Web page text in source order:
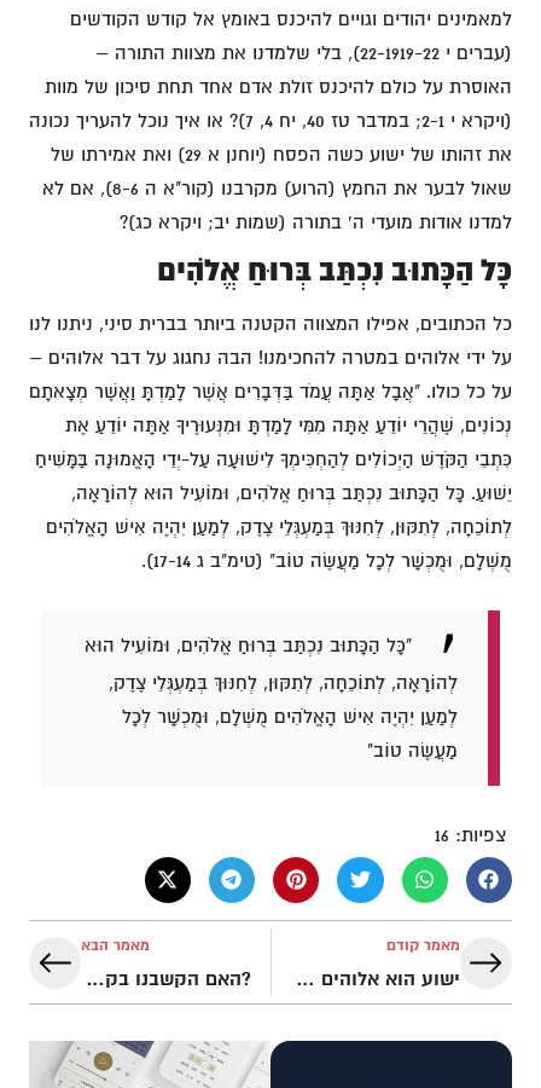
למאמינים יהודים וגויים להיכנס באומץ אל קודש הקודשים
(עברים י 22-1919-22), בלי שלמדנו את מצוות התורה –
האוסרת על כולם להיכנס זולת אדם אחד תחת סיכון של מוות
(ויקרא י 2-1; במדבר טז 40, יח 4, 7)? או איך נוכל להעריך נכונה
את זהותו של ישוע כשה הפסח (יוחנן א 29) ואת אמירתו של
שאול לבער את החמץ (הרוע) מקרבנו (קור"א ה 8-6), אם לא
למדנו אודות מועדי ה' בתורה (שמות יב; ויקרא כג)?
כָּל הַכָּתוּב נִכְתַּב בְּרוּחַ אֱלֹהִים
כל הכתובים, אפילו המצווה הקטנה ביותר בברית סיני, ניתנו לנו
על ידי אלוהים במטרה להחכימנו! הבה נחגוג על דבר אלוהים –
על כל כולו. "אֲבָל אַתָּה עֲמֹד בַּדְּבָרִים אֲשֶׁר לָמַדְתָּ וַאֲשֶׁר מְצָאתָם
נְכוֹנִים, שֶׁהֲרֵי יוֹדֵעַ אַתָּה מִמִּי לָמַדְתָּ וּמִנְּעוּרֶיךָ אַתָּה יוֹדֵעַ אֶת
כִּתְבֵי הַקֹּדֶשׁ הַיְכוֹלִים לְהַחְכִּימְךָ לִישׁוּעָה עַל-יְדֵי הָאֱמוּנָה בַּמָּשִׁיחַ
יֵשׁוּעַ. כָּל הַכָּתוּב נִכְתַּב בְּרוּחַ אֱלֹהִים, וּמוֹעִיל הוּא לְהוֹרָאָה,
לְתוֹכֵחָה, לְתִקּוּן, לְחִנּוּךְ בְּמַעְגְּלֵי צֶדֶק, לְמַעַן יִהְיֶה אִישׁ הָאֱלֹהִים
מֻשְׁלָם, וּמֻכְשָׁר לְכָל מַעֲשֶׂה טוֹב" (טימ"ב ג 17-14).
"כָּל הַכָּתוּב נִכְתַּב בְּרוּחַ אֱלֹהִים, וּמוֹעִיל הוּא
לְהוֹרָאָה, לְתוֹכֵחָה, לְתִקּוּן, לְחִנּוּךְ בְּמַעְגְּלֵי צֶדֶק,
לְמַעַן יִהְיֶה אִישׁ הָאֱלֹהִים מֻשְׁלָם, וּמֻכְשָׁר לְכָל
מַעֲשֶׂה טוֹב"
צפיות: 16
מאמר קודם
ישוע הוא אלוהים במלוא מובן המילה
מאמר הבא
?האם הקשבנו בקול משה והנביאים